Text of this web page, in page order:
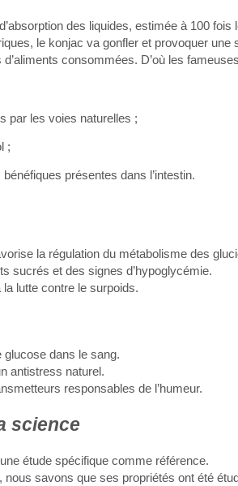
des liquides, estimée à 100 fois
le konjac va gonfler et provoquer
consommées. D’où les
par les voies naturelles ;
;
présentes dans l’intestin.
la régulation du métabolisme des
sucrés et des signes d’hypoglycémie.
lutte contre le surpoids.
dans le sang.
antistress naturel.
responsables de l’humeur.
science
étude spécifique comme référence.
savons que ses propriétés ont été